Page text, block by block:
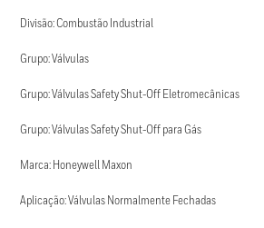
Divisão: Combustão Industrial
Grupo: Válvulas
Grupo: Válvulas Safety Shut-Off Eletromecânicas
Grupo: Válvulas Safety Shut-Off para Gás
Marca: Honeywell Maxon
Aplicação: Válvulas Normalmente Fechadas